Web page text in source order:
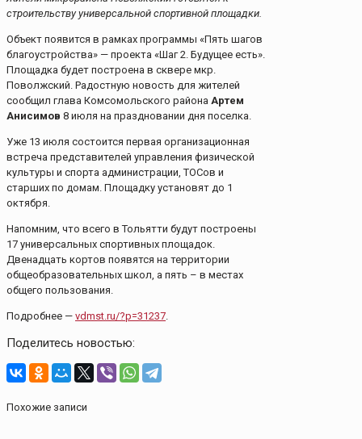
строительству универсальной спортивной площадки.
Объект появится в рамках программы «Пять шагов
благоустройства» — проекта «Шаг 2. Будущее есть».
Площадка будет построена в сквере мкр.
Поволжский. Радостную новость для жителей
сообщил глава Комсомольского района Артем
Анисимов 8 июля на праздновании дня поселка.
Уже 13 июля состоится первая организационная
встреча представителей управления физической
культуры и спорта администрации, ТОСов и
старших по домам. Площадку установят до 1
октября.
Напомним, что всего в Тольятти будут построены
17 универсальных спортивных площадок.
Двенадцать кортов появятся на территории
общеобразовательных школ, а пять – в местах
общего пользования.
Подробнее — vdmst.ru/?p=31237.
Поделитесь новостью:
Похожие записи